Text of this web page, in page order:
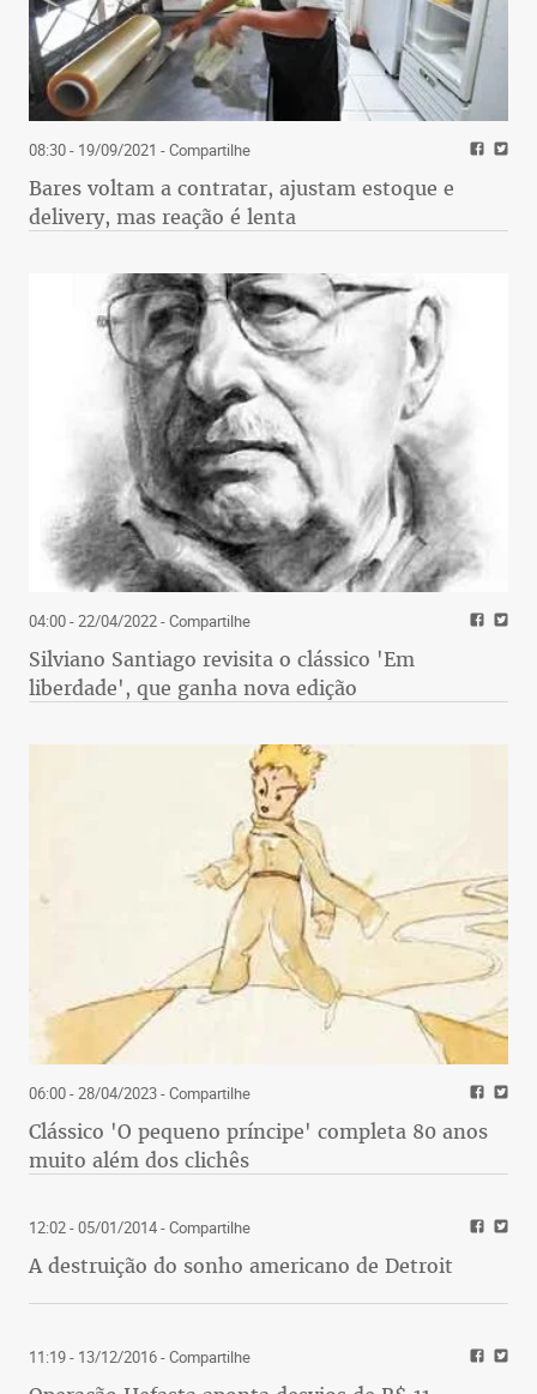
08:30 - 19/09/2021 - Compartilhe
Bares voltam a contratar, ajustam estoque e
delivery, mas reação é lenta
04:00 - 22/04/2022- Compartilhe
Silviano Santiago revisita o clássico 'Em
liberdade', que ganha nova edição
06:00 - 28/04/2023- Compartilhe
Clássico 'O pequeno príncipe' completa 80 anos
muito além dos clichês
12:02 - 05/01/2014- Compartilhe
A destruição do sonho americano de Detroit
11:19 - 13/12/2016- Compartilhe